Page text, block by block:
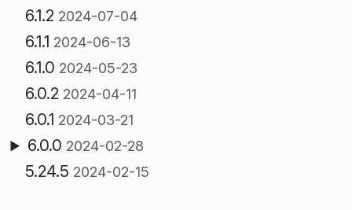
6.1.2 2024-07-04
6.1.1 2024-06-13
6.1.0 2024-05-23
6.0.2 2024-04-11
6.0.1 2024-03-21
6.0.0 2024-02-28
5.24.5 2024-02-15